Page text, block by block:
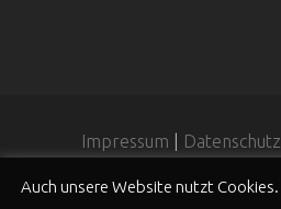
Impressum Datenschutz
2020 © Sporthaus Heide
Auch unsere Website nutzt